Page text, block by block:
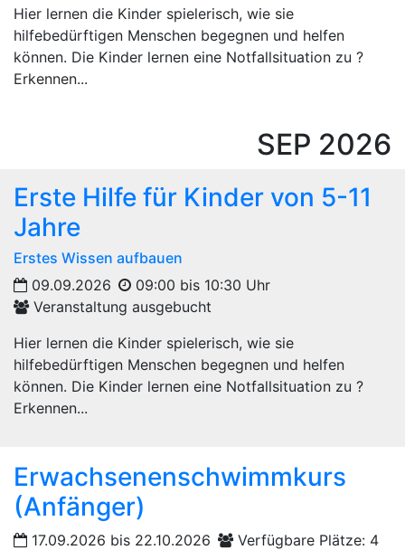
Hier lernen die Kinder spielerisch, wie sie
hilfebedürftigen Menschen begegnen und helfen
können. Die Kinder lernen eine Notfallsituation zu ?
Erkennen...
SEP 2026
Erste Hilfe für Kinder von 5-11
Jahre
Erstes Wissen aufbauen
09.09.2026
09:00 bis 10:30 Uhr
Veranstaltung ausgebucht
Hier lernen die Kinder spielerisch, wie sie
hilfebedürftigen Menschen begegnen und helfen
können. Die Kinder lernen eine Notfallsituation zu ?
Erkennen...
Erwachsenenschwimmkurs
(Anfänger)
17.09.2026 bis 22.10.2026 Verfügbare Plätze: 4